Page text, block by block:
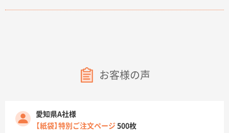
お客様の声
愛知県A社様
【紙袋】特別ご注文ページ 500枚